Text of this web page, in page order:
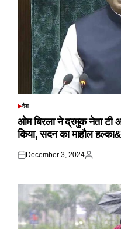
POSTED
देश
ओम बिरला ने द्रमुक नेता
किया, सदन का माहौल
Posted
December 3, 2024
Posted